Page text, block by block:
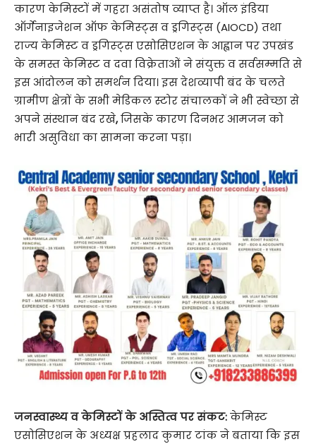
कारण केमिस्टों में गहरा असंतोष व्याप्त है। ऑल इंडिया
ऑर्गेनाइजेशन ऑफ केमिस्ट्स व ड्रगिस्ट्स (AIOCD) तथा
राज्य केमिस्ट व ड्रगिस्ट्स एसोसिएशन के आह्वान पर उपखंड
के समस्त केमिस्ट व दवा विक्रेताओं ने संयुक्त व सर्वसम्मति से
इस आंदोलन को समर्थन दिया। इस देशव्यापी बंद के चलते
ग्रामीण क्षेत्रों के सभी मेडिकल स्टोर संचालकों ने भी स्वेच्छा से
अपने संस्थान बंद रखे,जिसके कारण दिनभर आमजन को
भारी असुविधा का सामना करना पड़ा।
जनस्वास्थ्य व केमिस्टों के अस्तित्व पर संकट:केमिस्ट
एसोसिएशन के अध्यक्ष प्रहलाद कुमार टांक ने बताया कि इस